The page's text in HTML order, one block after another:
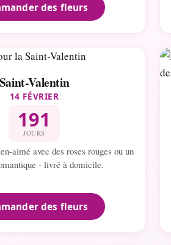
des fleurs
Saint-Valentin
14 FÉVRIER
191
JOURS
aimé avec des roses rouges ou un
- livré à domicile.
des fleurs